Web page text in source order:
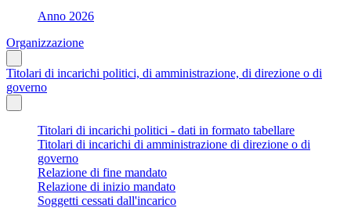
Anno 2026
Organizzazione
Titolari di incarichi politici, di amministrazione, di direzione o di
governo
Titolari di incarichi politici - dati in formato tabellare
Titolari di incarichi di amministrazione di direzione o di
governo
Relazione di fine mandato
Relazione di inizio mandato
Soggetti cessati dall'incarico